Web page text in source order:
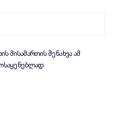
მისამართის შენახვა ამ